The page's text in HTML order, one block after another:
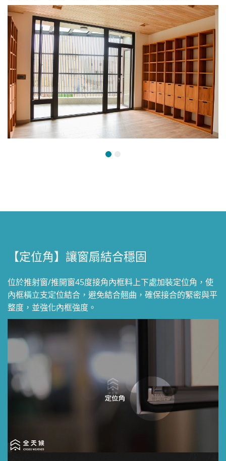
【定位角】讓窗扇結合穩固
位於推射窗/推開窗45度接角內框料上下處加裝定位角，使
內框橫立支定位結合，避免結合翹曲，確保接合的緊密與平
整度，並強化內框強度。